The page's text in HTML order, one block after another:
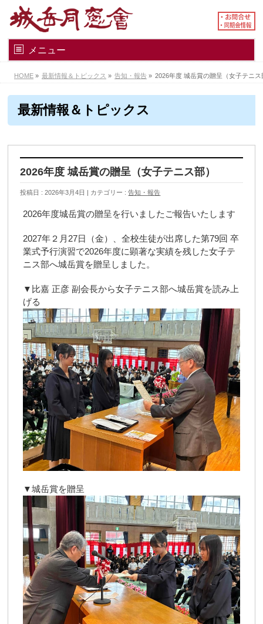
メニュー
HOME » 最新情報＆トピックス » 告知・報告 » 2026年度 城岳賞の贈呈（女子テニス
最新情報＆トピックス
2026年度 城岳賞の贈呈（女子テニス部）
投稿日 : 2026年3月4日 カテゴリー :告知・報告
2026年度城岳賞の贈呈を行いましたご報告いたします
2027年２月27日（金）、全校生徒が出席した第79回 卒
業式予行演習で2026年度に顕著な実績を残した女子テ
ニス部へ城岳賞を贈呈しました。
▼比嘉 正彦 副会長から女子テニス部へ城岳賞を読み上
げる
▼城岳賞を贈呈